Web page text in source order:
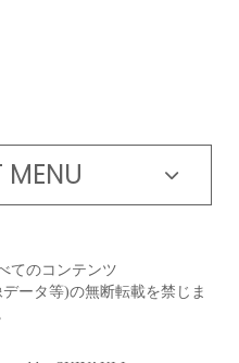
MENU
てのコンテンツ
ータ等)の無断転載を禁じま